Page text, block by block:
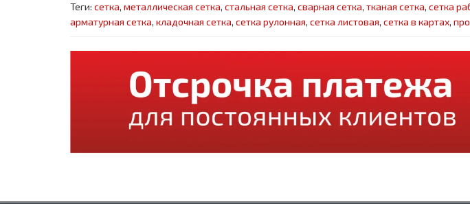
Теги: сетка, металлическая сетка, стальная сетка, сварная сетка, тканая сетка, сетка
арматурная сетка, кладочная сетка, сетка рулонная, сетка листовая, сетка в картах,